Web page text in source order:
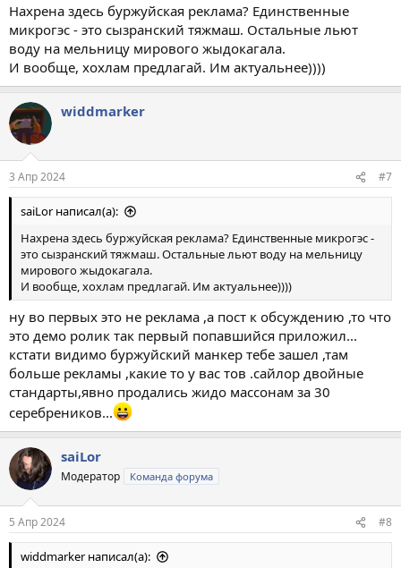
Нахрена здесь буржуйская реклама? Единственные
микрогэс - это сызранский тяжмаш. Остальные льют
воду на мельницу мирового жыдокагала.
И вообще, хохлам предлагай. Им актуальнее))))
widdmarker
3 Апр 2024 #7
saiLor написал(а):
Нахрена здесь буржуйская реклама? Единственные микрогэс -
это сызранский тяжмаш. Остальные льют воду на мельницу
мирового жыдокагала.
И вообще, хохлам предлагай. Им актуальнее))))
ну во первых это не реклама ,а пост к обсуждению ,то что
это демо ролик так первый попавшийся приложил...
кстати видимо буржуйский манкер тебе зашел ,там
больше рекламы ,какие то у вас тов .сайлор двойные
стандарты,явно продались жидо массонам за 30
серебреников...
saiLor
Модератор Команда форума
5 Апр 2024 #8
widdmarker написал(а):